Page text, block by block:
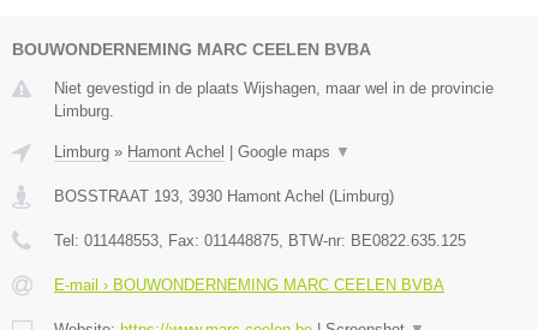
BOUWONDERNEMING MARC CEELEN BVBA
Niet gevestigd in de plaats Wijshagen, maar wel in de provincie
Limburg.
Limburg » Hamont Achel Google maps ▼
BOSSTRAAT 193, 3930 Hamont Achel (Limburg)
Tel: 011448553, Fax: 011448875, BTW-nr: BE0822.635.125
E-mail › BOUWONDERNEMING MARC CEELEN BVBA